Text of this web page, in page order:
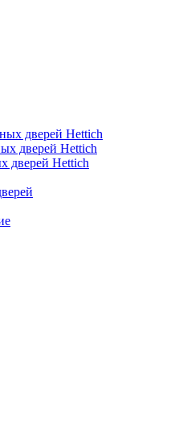
дверей Hettich
дверей Hettich
дверей Hettich